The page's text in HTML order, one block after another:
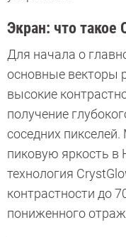
Экран: что такое
Для начала о
основные векторы
высокие
получение
соседних
пиковую яркость в
технология
контрастности до
пониженного